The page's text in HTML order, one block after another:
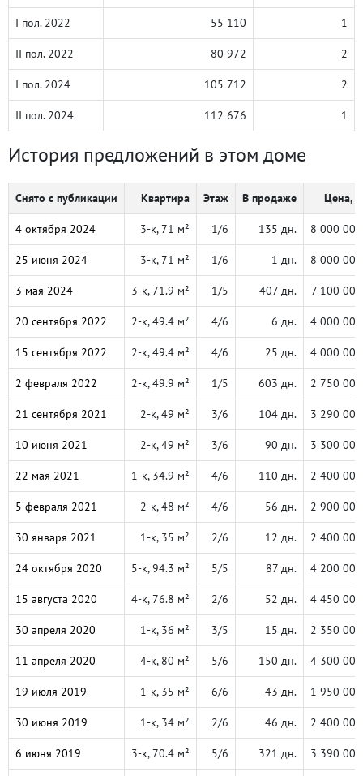
I пол. 2022 55 110 1
II пол. 2022 80 972 2
I пол. 2024 105 712 2
II пол. 2024 112 676 1
История предложений в этом доме
Снято с публикации Квартира Этаж В продаже Цена, ₽
4 октября 2024 3-к, 71 м² 1/6 135 дн. 8 000 000
25 июня 2024 3-к, 71 м² 1/6 1 дн. 8 000 000
3 мая 2024 3-к, 71.9 м² 1/5 407 дн. 7 100 000
20 сентября 2022 2-к, 49.4 м² 4/6 6 дн. 4 000 000
15 сентября 2022 2-к, 49.4 м² 4/6 25 дн. 4 000 000
2 февраля 2022 2-к, 49.9 м² 1/5 603 дн. 2 750 000
21 сентября 2021 2-к, 49 м² 3/6 104 дн. 3 290 000
10 июня 2021 2-к, 49 м² 3/6 90 дн. 3 300 000
22 мая 2021 1-к, 34.9 м² 4/6 110 дн. 2 400 000
5 февраля 2021 2-к, 48 м² 4/6 56 дн. 2 900 000
30 января 2021 1-к, 35 м² 2/6 12 дн. 2 400 000
24 октября 2020 5-к, 94.3 м² 5/5 87 дн. 4 200 000
15 августа 2020 4-к, 76.8 м² 2/6 52 дн. 4 450 000
30 апреля 2020 1-к, 36 м² 3/5 15 дн. 2 350 000
11 апреля 2020 4-к, 80 м² 5/6 150 дн. 4 300 000
19 июля 2019 1-к, 35 м² 6/6 43 дн. 1 950 000
30 июня 2019 1-к, 34 м² 2/6 46 дн. 2 400 000
6 июня 2019 3-к, 70.4 м² 5/6 321 дн. 3 390 000